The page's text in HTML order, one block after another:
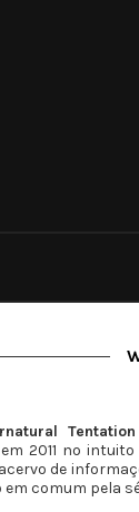
Tentation
2011 no
de
em comum pela